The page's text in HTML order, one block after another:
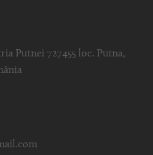
Putnei 727455 loc. Putna,